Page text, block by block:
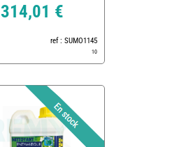
314,01 €
ref : SUMO1145
10